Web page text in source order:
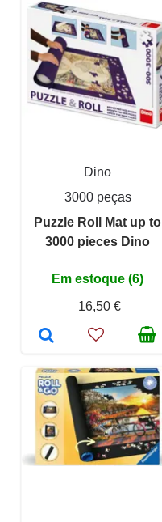
Dino
3000 peças
Puzzle Roll Mat up to
3000 pieces Dino
Em estoque (6)
16,50 €